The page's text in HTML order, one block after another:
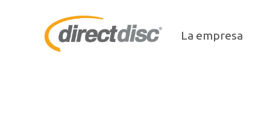
La empresa